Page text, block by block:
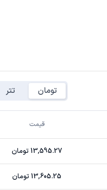
تومان تتر
قیمت
13,595.27 تومان
13,605.25 تومان